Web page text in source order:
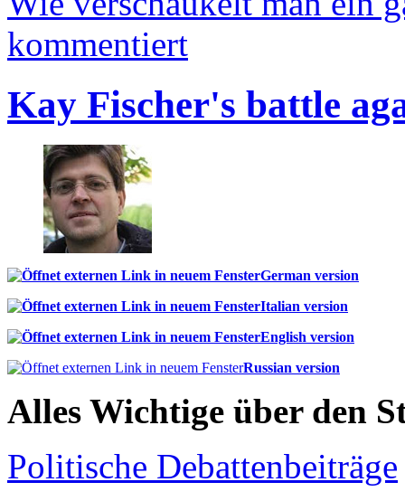
kommentiert
Kay Fischer's battle
German version
Italian version
English version
Russian version
Alles Wichtige über den
Politische Debattenbeiträge